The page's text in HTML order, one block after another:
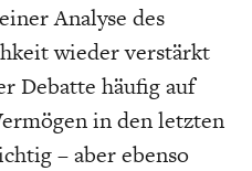
Analyse des
wieder verstärkt
Debatte häufig auf
in den letzten
– aber ebenso